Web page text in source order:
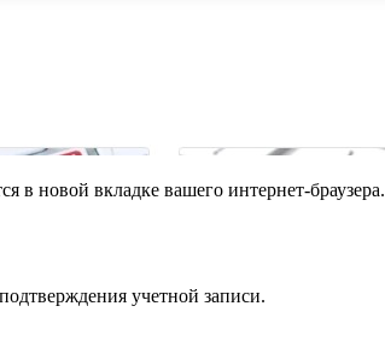
в новой вкладке вашего интернет-браузера.
учетной записи.